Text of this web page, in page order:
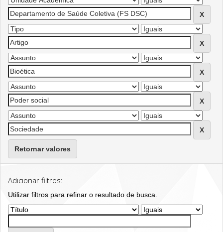
Retornar valores
Adicionar filtros:
Utilizar filtros para refinar o resultado de busca.